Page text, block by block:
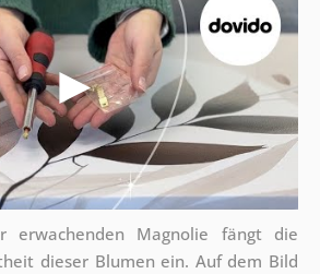
erwachenden Magnolie fängt die
dieser Blumen ein. Auf dem Bild